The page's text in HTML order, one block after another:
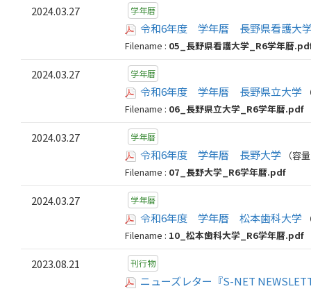
2024.03.27 学年暦
令和6年度 学年暦 長野県看護大
Filename : 05_長野県看護大学_R6学年暦
2024.03.27 学年暦
令和6年度 学年暦 長野県立大学
Filename : 06_長野県立大学_R6学年暦.pdf
2024.03.27 学年暦
令和6年度 学年暦 長野大学
（容
Filename : 07_長野大学_R6学年暦.pdf
2024.03.27 学年暦
令和6年度 学年暦 松本歯科大学
Filename : 10_松本歯科大学_R6学年暦.pdf
2023.08.21 刊行物
ニューズレター『S-NET